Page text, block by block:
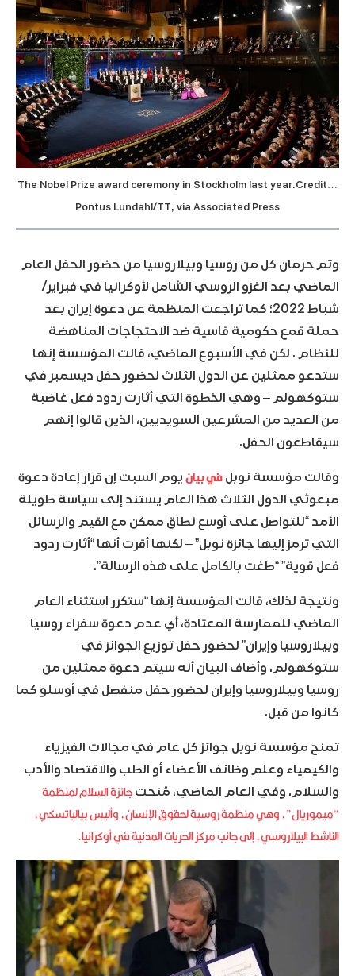
The Nobel Prize award ceremony in Stockholm last year.Credit…
Pontus Lundahl/TT, via Associated Press
وتم حرمان كل من روسيا وبيلاروسيا من حضور الحفل العام
الماضي بعد الغزو الروسي الشامل لأوكرانيا في فبراير/
شباط 2022؛ كما تراجعت المنظمة عن دعوة إيران بعد
حملة قمع حكومية قاسية ضد الاحتجاجات المناهضة
للنظام . لكن في الأسبوع الماضي، قالت المؤسسة إنها
ستدعو ممثلين عن الدول الثلاث لحضور حفل ديسمبر في
ستوكهولم – وهي الخطوة التي أثارت ردود فعل غاضبة
من العديد من المشرعين السويديين، الذين قالوا إنهم
سيقاطعون الحفل.
وقالت مؤسسة نوبل في بيان يوم السبت إن قرار إعادة دعوة
مبعوثي الدول الثلاث هذا العام يستند إلى سياسة طويلة
الأمد “للتواصل على أوسع نطاق ممكن مع القيم والرسائل
التي ترمز إليها جائزة نوبل” – لكنها أقرت أنها “أثارت ردود
فعل قوية” “طغت بالكامل على هذه الرسالة”.
ونتيجة لذلك، قالت المؤسسة إنها “ستكرر استثناء العام
الماضي للممارسة المعتادة، أي عدم دعوة سفراء روسيا
وبيلاروسيا وإيران” لحضور حفل توزيع الجوائز في
ستوكهولم. وأضاف البيان أنه سيتم دعوة ممثلين من
روسيا وبيلاروسيا وإيران لحضور حفل منفصل في أوسلو كما
كانوا من قبل.
تمنح مؤسسة نوبل جوائز كل عام في مجالات الفيزياء
والكيمياء وعلم وظائف الأعضاء أو الطب والاقتصاد والأدب
والسلام. وفي العام الماضي، مُنحت جائزة السلام لمنظمة
“ميموريال”، وهي منظمة روسية لحقوق الإنسان، وأليس بيالياتسكي،
الناشط البيلاروسي، إلى جانب مركز الحريات المدنية في أوكرانيا.